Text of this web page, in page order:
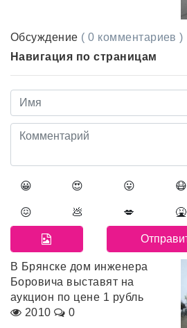
Обсуждение ( 0 комментариев )
Навигация по страницам
😀 😍 😛 😷
😖 💩 💋 🤮
В Брянске дом инженера
Боровича выставят на
аукцион по цене 1 рубль
2010
0